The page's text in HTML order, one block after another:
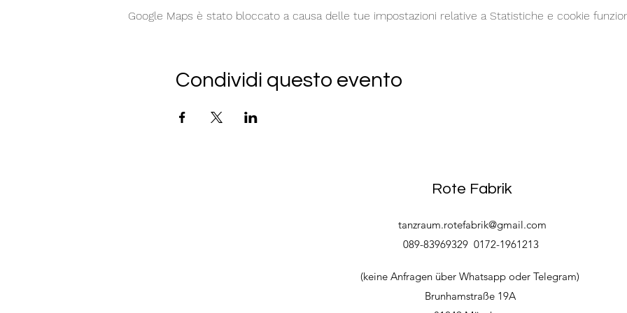
Google Maps è stato bloccato a causa delle tue impostazioni relative a Statistiche e cookie
Condividi questo evento
Rote Fabrik
tanzraum.rotefabrik@gmail.com
089-83969329 0172-1961213
(keine Anfragen über Whatsapp oder Telegram)
Brunhamstraße 19A